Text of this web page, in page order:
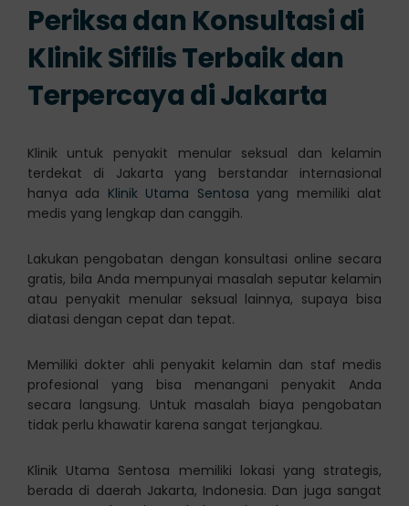
Periksa dan Konsultasi di
Klinik Sifilis Terbaik dan
Terpercaya di Jakarta
Klinik untuk penyakit menular seksual dan kelamin
terdekat di Jakarta yang berstandar internasional
hanya ada Klinik Utama Sentosa yang memiliki alat
medis yang lengkap dan canggih.
Lakukan pengobatan dengan konsultasi online secara
gratis, bila Anda mempunyai masalah seputar kelamin
atau penyakit menular seksual lainnya, supaya bisa
diatasi dengan cepat dan tepat.
Memiliki dokter ahli penyakit kelamin dan staf medis
profesional yang bisa menangani penyakit Anda
secara langsung. Untuk masalah biaya pengobatan
tidak perlu khawatir karena sangat terjangkau.
Klinik Utama Sentosa memiliki lokasi yang strategis,
berada di daerah Jakarta, Indonesia. Dan juga sangat